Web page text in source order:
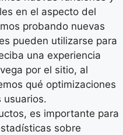
en el aspecto del
probando nuevas
pueden utilizarse para
una experiencia
por el sitio, al
qué optimizaciones
usuarios.
es importante para
sobre